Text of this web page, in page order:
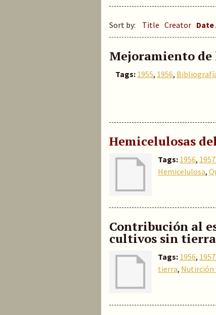
Sort by: Title Creator Date
Mejoramiento de
Tags: 1955, 1956,
Hemicelulosas
Tags: 1956, 1957
Hemicelulosa,
Contribución al
cultivos sin tierra
Tags: 1956, 1957
tierra, Nutirción